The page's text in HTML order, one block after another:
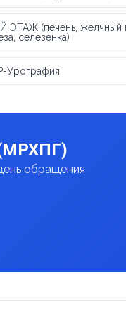
ЭТАЖ (печень, желчный
селезенка)
Урография
(МРХПГ)
обращения